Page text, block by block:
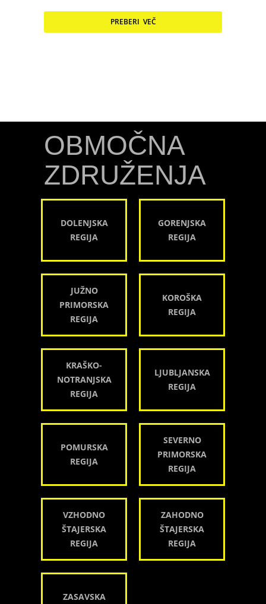
PREBERI VEČ
OBMOČNA
ZDRUŽENJA
DOLENJSKA
REGIJA
GORENJSKA
REGIJA
JUŽNO
PRIMORSKA
REGIJA
KOROŠKA
REGIJA
KRAŠKO-
NOTRANJSKA
REGIJA
LJUBLJANSKA
REGIJA
POMURSKA
REGIJA
SEVERNO
PRIMORSKA
REGIJA
VZHODNO
ŠTAJERSKA
REGIJA
ZAHODNO
ŠTAJERSKA
REGIJA
ZASAVSKA